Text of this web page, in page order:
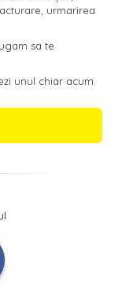
urmarirea
sa te
unul chiar acum.